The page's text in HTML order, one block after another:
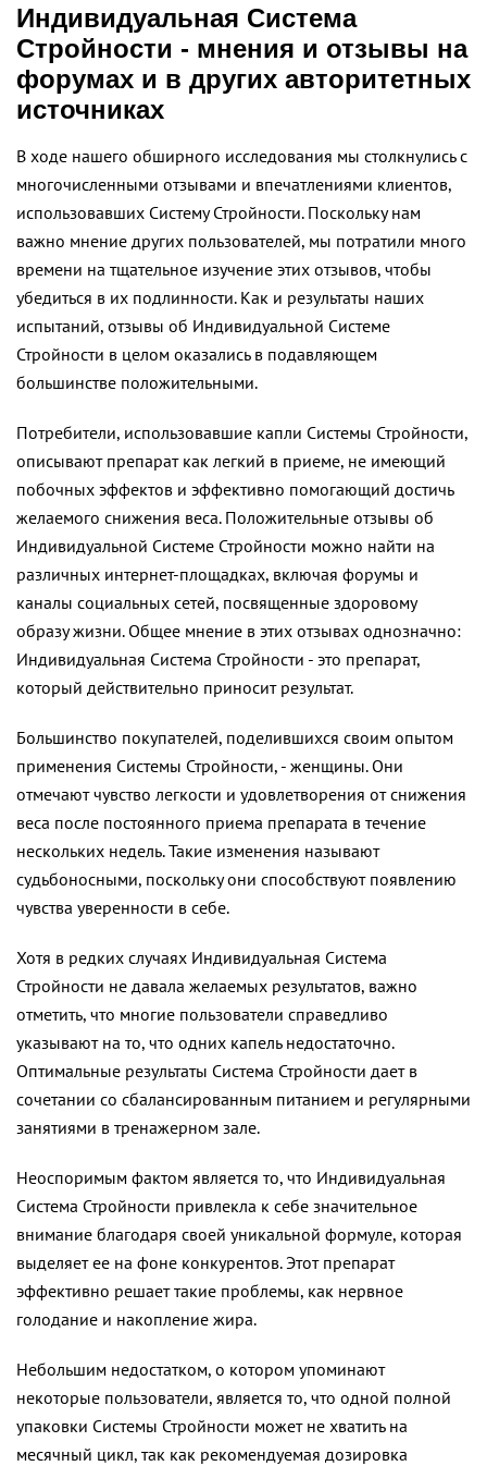
Индивидуальная Система
Стройности - мнения и отзывы на
форумах и в других авторитетных
источниках
В ходе нашего обширного исследования мы столкнулись с
многочисленными отзывами и впечатлениями клиентов,
использовавших Систему Стройности. Поскольку нам
важно мнение других пользователей, мы потратили много
времени на тщательное изучение этих отзывов, чтобы
убедиться в их подлинности. Как и результаты наших
испытаний, отзывы об Индивидуальной Системе
Стройности в целом оказались в подавляющем
большинстве положительными.
Потребители, использовавшие капли Системы Стройности,
описывают препарат как легкий в приеме, не имеющий
побочных эффектов и эффективно помогающий достичь
желаемого снижения веса. Положительные отзывы об
Индивидуальной Системе Стройности можно найти на
различных интернет-площадках, включая форумы и
каналы социальных сетей, посвященные здоровому
образу жизни. Общее мнение в этих отзывах однозначно:
Индивидуальная Система Стройности - это препарат,
который действительно приносит результат.
Большинство покупателей, поделившихся своим опытом
применения Системы Стройности, - женщины. Они
отмечают чувство легкости и удовлетворения от снижения
веса после постоянного приема препарата в течение
нескольких недель. Такие изменения называют
судьбоносными, поскольку они способствуют появлению
чувства уверенности в себе.
Хотя в редких случаях Индивидуальная Система
Стройности не давала желаемых результатов, важно
отметить, что многие пользователи справедливо
указывают на то, что одних капель недостаточно.
Оптимальные результаты Система Стройности дает в
сочетании со сбалансированным питанием и регулярными
занятиями в тренажерном зале.
Неоспоримым фактом является то, что Индивидуальная
Система Стройности привлекла к себе значительное
внимание благодаря своей уникальной формуле, которая
выделяет ее на фоне конкурентов. Этот препарат
эффективно решает такие проблемы, как нервное
голодание и накопление жира.
Небольшим недостатком, о котором упоминают
некоторые пользователи, является то, что одной полной
упаковки Системы Стройности может не хватить на
месячный цикл, так как рекомендуемая дозировка